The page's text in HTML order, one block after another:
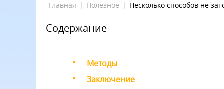
Главная | Полезное | Несколько способов не
Содержание
Методы
Заключение